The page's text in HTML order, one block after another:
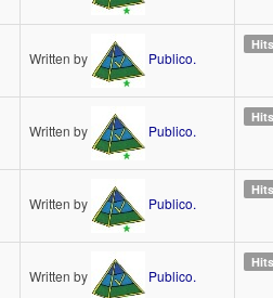
Written by
Publico.
Written by
Publico.
Written by
Publico.
Written by
Publico.